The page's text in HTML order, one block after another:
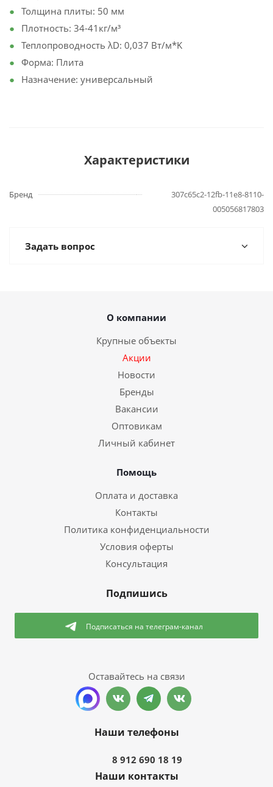
Толщина плиты: 50 мм
Плотность: 34-41кг/м³
Теплопроводность λD: 0,037 Вт/м*K
Форма: Плита
Назначение: универсальный
Характеристики
Бренд
307c65c2-12fb-11e8-8110-
005056817803
Задать вопрос
О компании
Крупные объекты
Акции
Новости
Бренды
Вакансии
Оптовикам
Личный кабинет
Помощь
Оплата и доставка
Контакты
Политика конфиденциальности
Условия оферты
Консультация
Подпишись
Подписаться на телеграм-канал
Оставайтесь на связи
Наши телефоны
8 912 690 18 19
Наши контакты